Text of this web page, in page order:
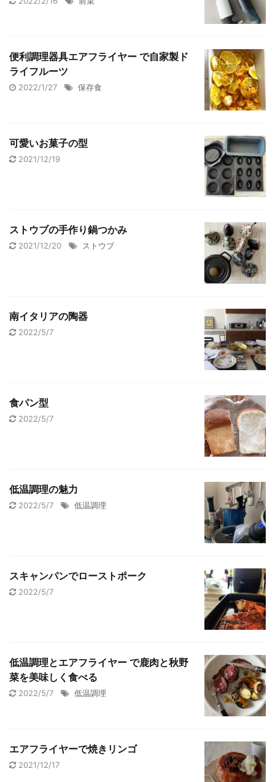
便利調理器具エアフライヤー で自家製ド
ライフルーツ
2022/1/27 保存食
可愛いお菓子の型
2021/12/19
ストウブの手作り鍋つかみ
2021/12/20 ストウブ
南イタリアの陶器
2022/5/7
食パン型
2022/5/7
低温調理の魅力
2022/5/7 低温調理
スキャンパンでローストポーク
2022/5/7
低温調理とエアフライヤー で鹿肉と秋野
菜を美味しく食べる
2022/5/7 低温調理
エアフライヤーで焼きリンゴ
2021/12/17